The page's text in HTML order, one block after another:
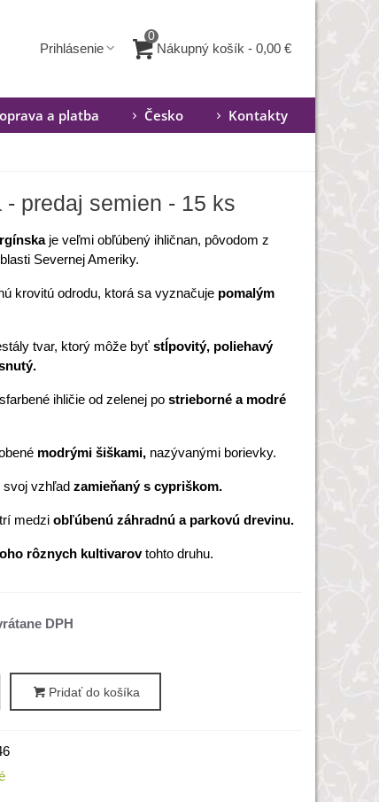
Prihlásenie
0
Nákupný košík - 0,00 €
a platba Česko Kontakty
predaj semien - 15 ks
je veľmi obľúbený ihličnan, pôvodom z
Severnej Ameriky.
krovitú odrodu, ktorá sa vyznačuje pomalým
tvar, ktorý môže byť stĺpovitý, poliehavý
ihličie od zelenej po strieborné a modré
modrými šiškami, nazývanými borievky.
svoj vzhľad zamieňaný s cypriškom.
medzi obľúbenú záhradnú a parkovú drevinu.
rôznych kultivarovtohto druhu.
Pridať do košíka